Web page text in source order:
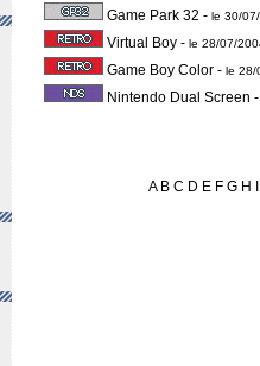
Game Park 32 - le 30/
Virtual Boy - le 28/07/
Game Boy Color - le 28/
Nintendo Dual Screen
A B C D E F G H